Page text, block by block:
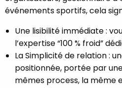
événements sportifs, cela
Une lisibilité immédiate :
l’expertise “100 % froid”
La Simplicité de relation :
positionnée, portée par
mêmes process, la même